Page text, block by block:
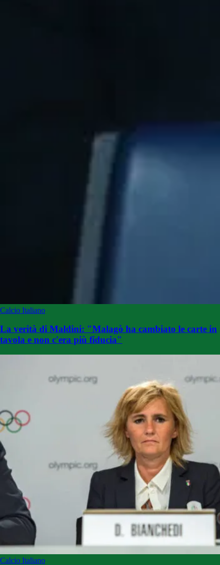
Calcio Italiano
La verità di Maldini: "Malagò ha cambiato le carte in
tavola e non c'era più fiducia"
Calcio Italiano